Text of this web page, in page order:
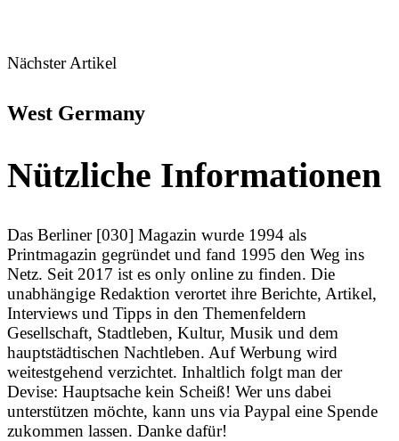
Nächster Artikel
West Germany
Nützliche Informationen
Das Berliner [030] Magazin wurde 1994 als
Printmagazin gegründet und fand 1995 den Weg ins
Netz. Seit 2017 ist es only online zu finden. Die
unabhängige Redaktion verortet ihre Berichte, Artikel,
Interviews und Tipps in den Themenfeldern
Gesellschaft, Stadtleben, Kultur, Musik und dem
hauptstädtischen Nachtleben. Auf Werbung wird
weitestgehend verzichtet. Inhaltlich folgt man der
Devise: Hauptsache kein Scheiß! Wer uns dabei
unterstützen möchte, kann uns via Paypal eine Spende
zukommen lassen. Danke dafür!